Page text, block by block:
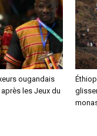
ougandais
les Jeux du